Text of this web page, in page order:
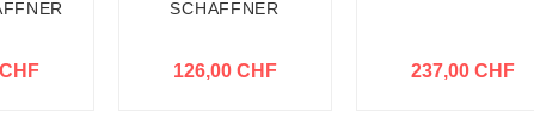
SCHAFFNER
126,00 CHF 237,00 CHF